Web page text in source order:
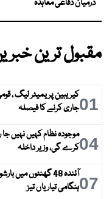
درمیان دفاعی معاہدہ
مقبول ترین
01جاری کرنے کا فیصلہ
04موجودہ نظام کہیں نہیں
کرے گی، وزیر داخلہ
07
آئندہ 48 گھنٹوں
ہنگامی تیاریاں تیز